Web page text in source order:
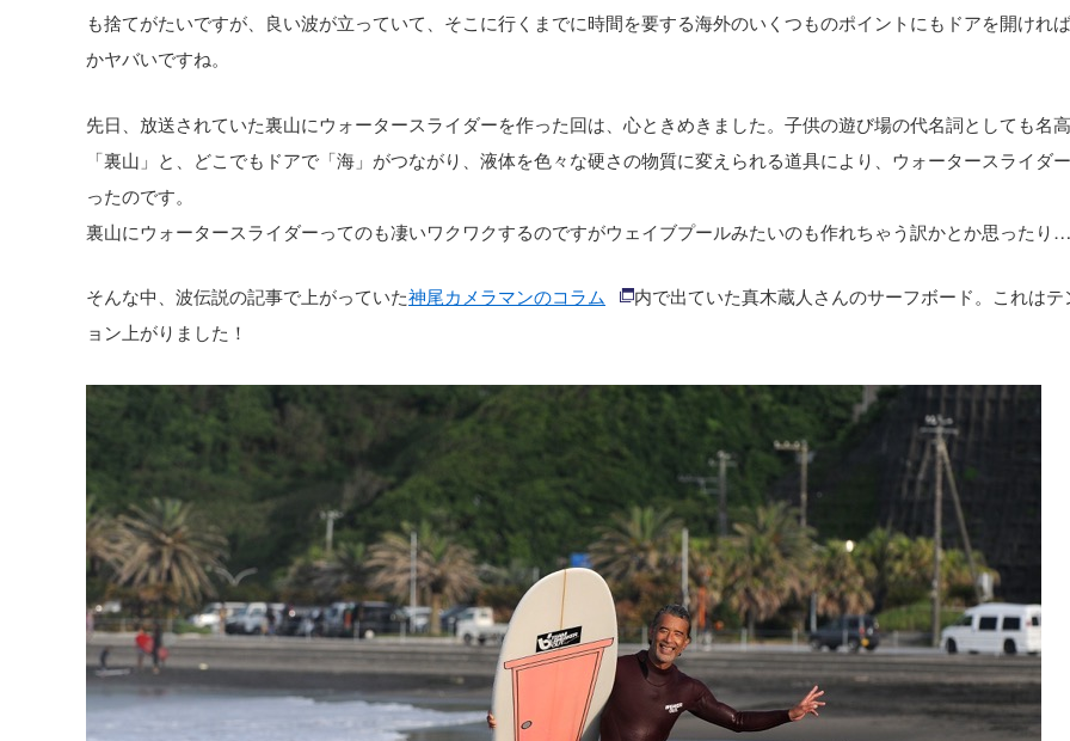
も捨てがたいですが、良い波が立っていて、そこに行くまでに時間を要する海外のいくつものポイントにもドアを開けれ
かヤバいですね。
先日、放送されていた裏山にウォータースライダーを作った回は、心ときめきました。子供の遊び場の代名詞としても名
「裏山」と、どこでもドアで「海」がつながり、液体を色々な硬さの物質に変えられる道具により、ウォータースライダ
ったのです。
裏山にウォータースライダーってのも凄いワクワクするのですがウェイブプールみたいのも作れちゃう訳かとか思ったり
そんな中、波伝説の記事で上がっていた神尾カメラマンのコラム
内で出ていた真木蔵人さんのサーフボード。これはテ
ョン上がりました！